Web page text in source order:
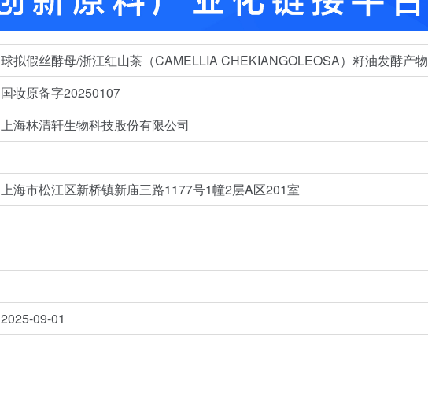
球拟假丝酵母/浙江红山茶（CAMELLIA CHEKIANGOLEOSA）籽油发酵产物
国妆原备字20250107
上海林清轩生物科技股份有限公司
上海市松江区新桥镇新庙三路1177号1幢2层A区201室
2025-09-01